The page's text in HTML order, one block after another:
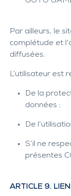
Par ailleurs, le
complétude et
diffusées.
L’utilisateur est
De la
données ;
De
S’il ne
présentes
ARTICLE 9.